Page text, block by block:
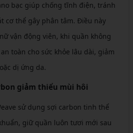
bạc giúp chống tĩnh điện, tránh
cơ thể gây phân tâm. Điều này
vận động viên, khi quần không
toàn cho sức khỏe lâu dài, giảm
dị ứng da.
giảm thiểu mùi hôi
sử dụng sợi carbon tinh thể
giữ quần luôn tươi mới sau